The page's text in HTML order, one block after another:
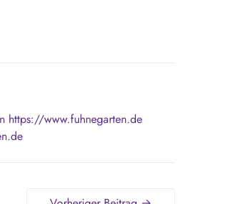
https://www.fuhnegarten.de